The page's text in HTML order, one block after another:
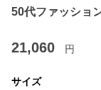
50代ファッショ
21,060 円
サイズ